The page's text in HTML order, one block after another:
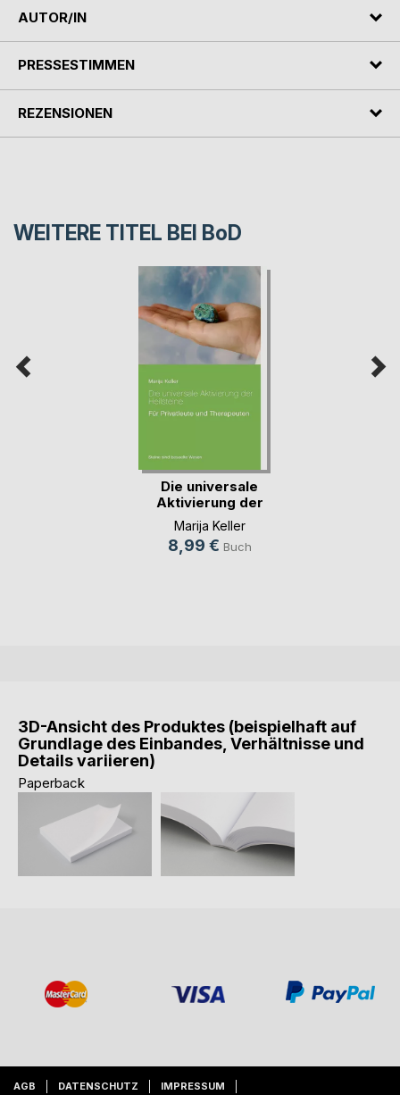
AUTOR/IN
PRESSESTIMMEN
REZENSIONEN
WEITERE TITEL BEI BoD
Die universale
Aktivierung der
Hei(...)
Marija Keller
8,99 € Buch
3D-Ansicht des Produktes (beispielhaft auf
Grundlage des Einbandes, Verhältnisse und
Details variieren)
Paperback
AGB DATENSCHUTZ IMPRESSUM